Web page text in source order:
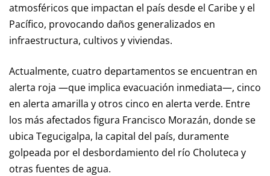
atmosféricos que impactan el país desde el Caribe y el
Pacífico, provocando daños generalizados en
infraestructura, cultivos y viviendas.
Actualmente, cuatro departamentos se encuentran en
alerta roja —que implica evacuación inmediata—, cinco
en alerta amarilla y otros cinco en alerta verde. Entre
los más afectados figura Francisco Morazán, donde se
ubica Tegucigalpa, la capital del país, duramente
golpeada por el desbordamiento del río Choluteca y
otras fuentes de agua.